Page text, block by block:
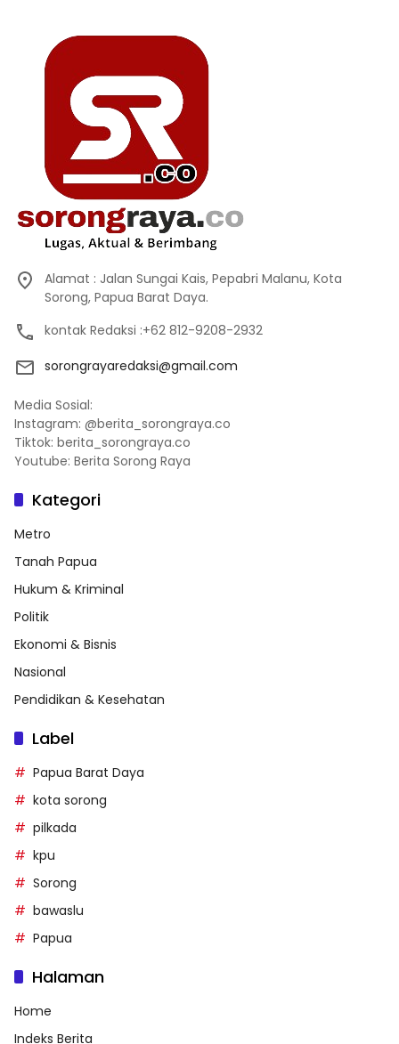
Alamat : Jalan Sungai Kais, Pepabri Malanu, Kota
Sorong, Papua Barat Daya.
kontak Redaksi :+62 812-9208-2932
sorongrayaredaksi@gmail.com
Media Sosial:
Instagram: @berita_sorongraya.co
Tiktok: berita_sorongraya.co
Youtube: Berita Sorong Raya
Kategori
Metro
Tanah Papua
Hukum & Kriminal
Politik
Ekonomi & Bisnis
Nasional
Pendidikan & Kesehatan
Label
Papua Barat Daya
kota sorong
pilkada
kpu
Sorong
bawaslu
Papua
Halaman
Home
Indeks Berita